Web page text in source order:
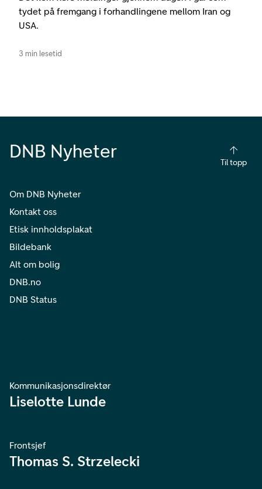
tydet på fremgang i forhandlingene mellom Iran og
USA.
3 min lesetid
DNB Nyheter
Til topp
Om DNB Nyheter
Kontakt oss
Etisk innholdsplakat
Bildebank
Alt om bolig
DNB.no
DNB Status
Kommunikasjonsdirektør
Liselotte Lunde
Frontsjef
Thomas S. Strzelecki